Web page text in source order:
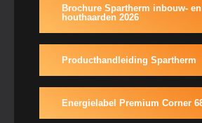
Brochure Spartherm inbouw-
houthaarden 2026
Producthandleiding Spartherm
Energielabel Premium Corner